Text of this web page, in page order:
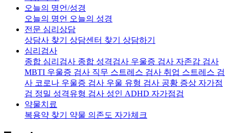
오늘의 명언/성경
오늘의 명언 오늘의 성경
전문 심리상담
상담사 찾기 상담센터 찾기 상담하기
심리검사
종합 심리검사 종합 성격검사 우울증 검사 자존감 검사
MBTI 우울증 검사 직무 스트레스 검사 취업 스트레스 검
사 코로나 우울증 검사 우울 유형 검사 공황 증상 자가점
검 정밀 성격유형 검사 성인 ADHD 자가점검
약물치료
복용약 찾기 약물 의존도 자가체크